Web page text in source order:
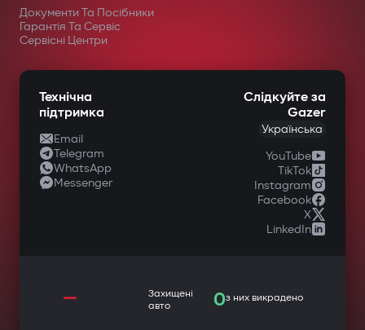
Документи Та Посібники
Гарантія Та Сервіс
Сервісні Центри
Технічна
підтримка
Email
Telegram
WhatsApp
Messenger
Слідкуйте за
Gazer
Українська
YouTube
TikTok
Instagram
Facebook
X
LinkedIn
—
Захищені
авто
0з них викрадено